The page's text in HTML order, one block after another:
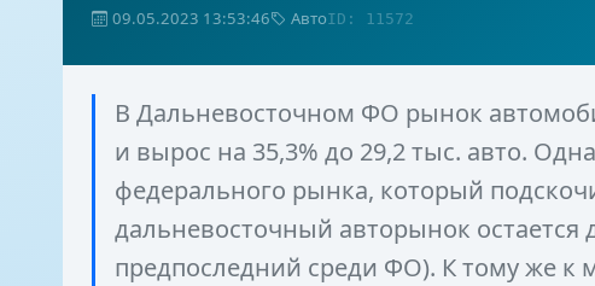
09.05.2023 13:53:46 АвтоID: 11572
В Дальневосточном ФО рынок
и вырос на 35,3% до 29,2 тыс. авто.
федерального рынка, который
дальневосточный авторынок
предпоследний среди ФО). К тому же к